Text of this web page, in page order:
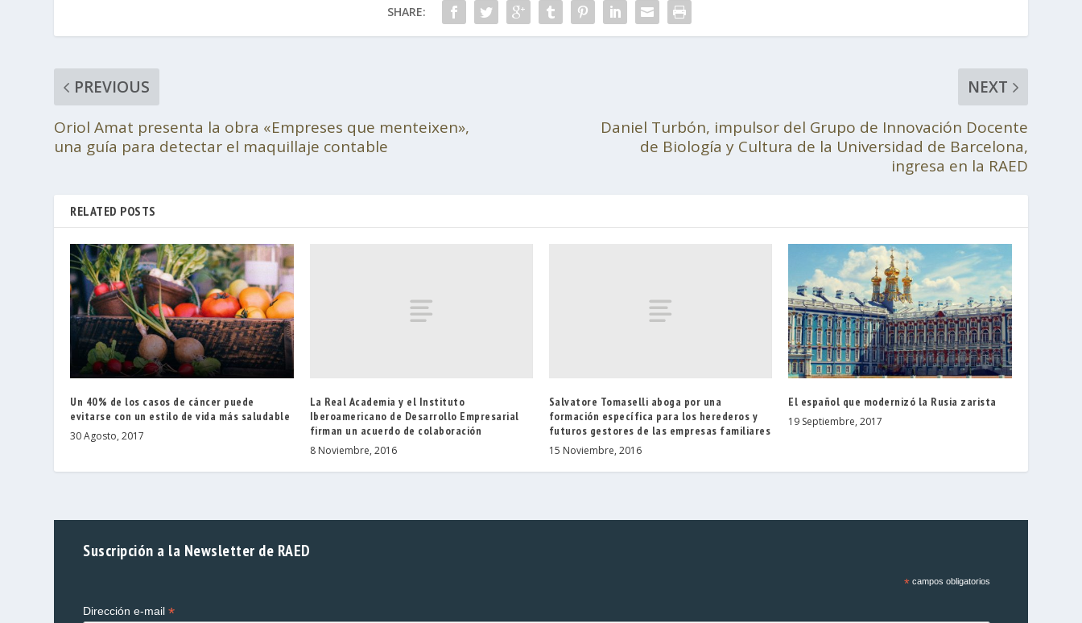
SHARE:
PREVIOUS
Oriol Amat presenta la obra «Empreses que menteixen»,
una guía para detectar el maquillaje contable
NEXT
Daniel Turbón, impulsor del Grupo de Innovación Docente
de Biología y Cultura de la Universidad de Barcelona,
ingresa en la RAED
RELATED POSTS
Un 40% de los casos de cáncer puede
evitarse con un estilo de vida más saludable
30 Agosto, 2017
La Real Academia y el Instituto
Iberoamericano de Desarrollo Empresarial
firman un acuerdo de colaboración
8 Noviembre, 2016
Salvatore Tomaselli aboga por una
formación específica para los herederos y
futuros gestores de las empresas familiares
15 Noviembre, 2016
El español que modernizó la Rusia zarista
19 Septiembre, 2017
Suscripción a la Newsletter de RAED
*campos obligatorios
Dirección e-mail*